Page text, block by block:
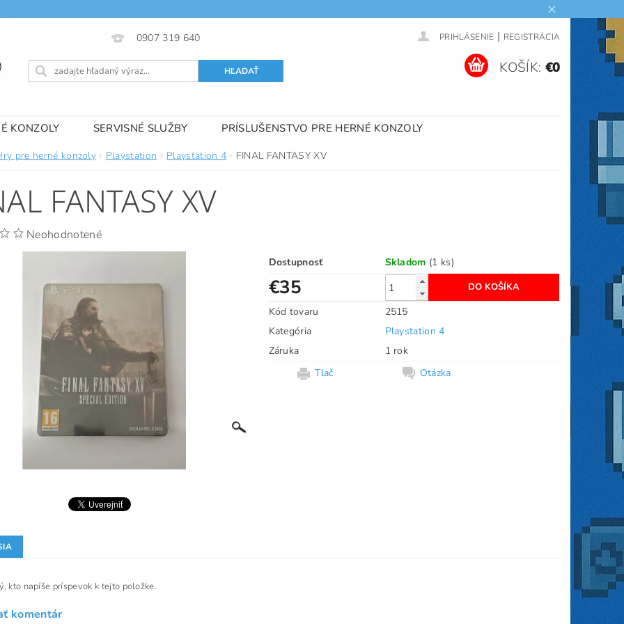
0907 319 640 PRIHLÁSENIE | REGISTRÁCIA
KOŠÍK: €0
KONZOLY SERVISNÉ SLUŽBY
PRÍSLUŠENSTVO PRE HERNÉ KONZOLY
KONTAKTY
pre herné konzoly Playstation Playstation 4 FINAL FANTASY XV
FANTASY XV
Neohodnotené
Dostupnosť Skladom (1 ks)
€35
Kód tovaru
2515
Kategória
Playstation 4
Záruka
1 rok
Tlač
Otázka
kto napíše príspevok k tejto položke.
komentár